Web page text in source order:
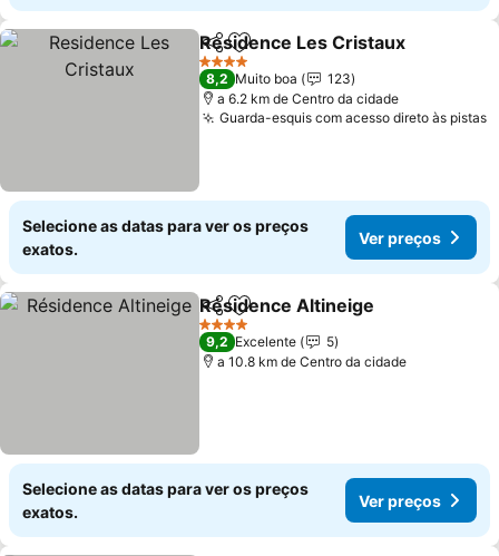
PartilharAdicionar aos favoritos
Residence Les Cristaux
4 Estrelas
8,2 Muito boa
123
a 6.2 km de Centro da cidade
Guarda-esquis com acesso direto às pistas
Selecione as datas para ver os preços
exatos.
Ver preços
PartilharAdicionar aos favoritos
Résidence Altineige
4 Estrelas
9,2 Excelente
5
a 10.8 km de Centro da cidade
Selecione as datas para ver os preços
exatos.
Ver preços